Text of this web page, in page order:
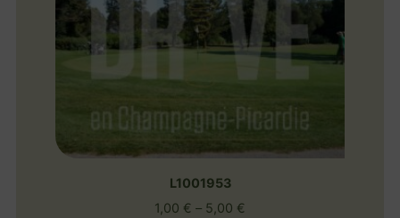
L1001953
1,00 € – 5,00 €